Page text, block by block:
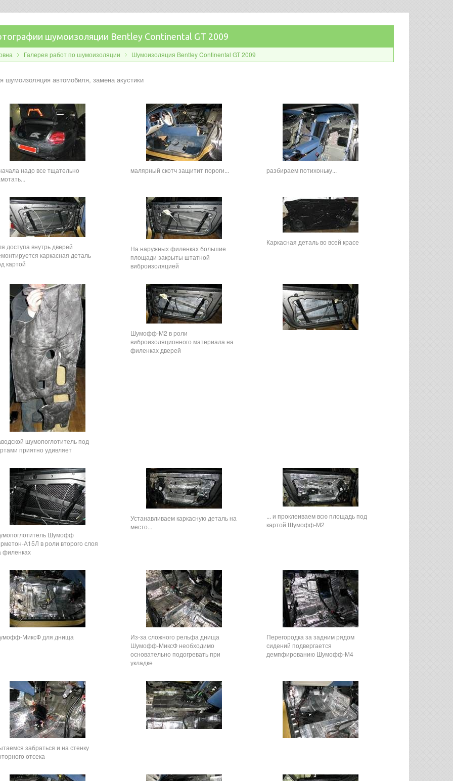
шумоизоляции Bentley Continental GT 2009
Галерея работ по шумоизоляции Шумоизоляция Bentley Continental GT 2009
шумоизоляция автомобиля, замена акустики
надо все тщательно
малярный скотч защитит пороги... разбираем потихоньку...
доступа внутрь дверей
каркасная деталь
картой
На наружных филенках большие
площади закрыты штатной
виброизоляцией
Каркасная деталь во всей красе
шумопоглотитель под
приятно удивляет
Шумофф-М2 в роли
виброизоляционного материала на
филенках дверей
Шумофф
А15Л в роли второго слоя
филенках
Устанавливаем каркасную деталь на
место...
... и проклеиваем всю площадь под
картой Шумофф-М2
МиксФ для днища
Из-за сложного рельфа днища
Шумофф-МиксФ необходимо
основательно подогревать при
укладке
Перегородка за задним рядом
сидений подвергается
демпфированию Шумофф-М4
забраться и на стенку
отсека